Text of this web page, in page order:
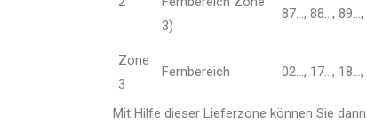
3)
87…, 88…,
Zone
3
Fernbereich 02…, 17…,
Mit Hilfe dieser Lieferzone können Sie